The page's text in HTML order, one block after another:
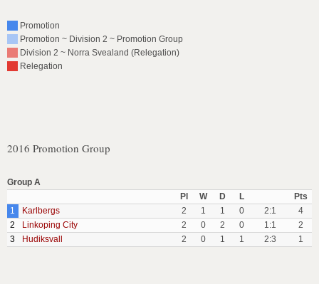
Promotion
Promotion ~ Division 2 ~ Promotion Group
Division 2 ~ Norra Svealand (Relegation)
Relegation
2016 Promotion Group
Group A
Pl
W D L
Pts
1
Karlbergs 2 1 1 0 2:1
4
2
Linkoping City 2 0 2 0 1:1
2
3
Hudiksvall 2 0 1 1 2:3 1